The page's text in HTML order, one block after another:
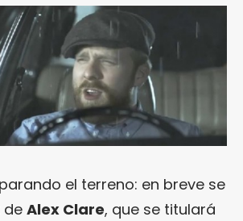
el terreno: en breve se
de Alex Clare, que se titulará